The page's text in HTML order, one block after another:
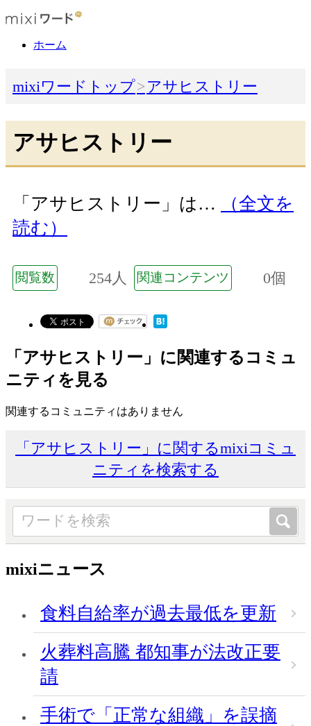
ホーム
mixiワードトップ アサヒストリー
アサヒストリー
「アサヒストリー」は…
（全文を
読む）
閲覧数 254人 関連コンテンツ 0個
「アサヒストリー」に関連するコミュ
ニティを見る
関連するコミュニティはありません
「アサヒストリー」に関するmixiコミュ
ニティを検索する
mixiニュース
食料自給率が過去最低を更新
火葬料高騰 都知事が法改正要
請
手術で「正常な組織」を誤摘